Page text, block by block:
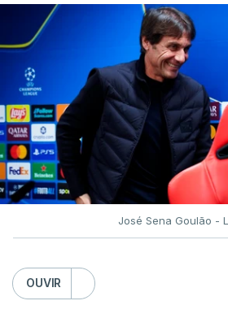
José Sena Goulão -
OUVIR